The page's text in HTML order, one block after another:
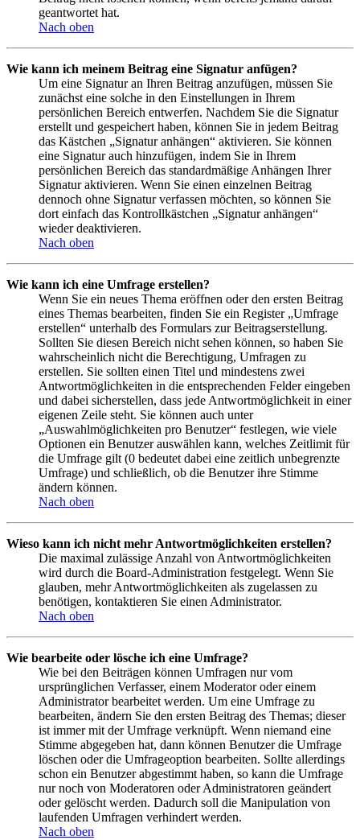
geantwortet hat.
Nach oben
Wie kann ich meinem Beitrag eine Signatur anfügen?
Um eine Signatur an Ihren Beitrag anzufügen, müssen Sie
zunächst eine solche in den Einstellungen in Ihrem
persönlichen Bereich entwerfen. Nachdem Sie die Signatur
erstellt und gespeichert haben, können Sie in jedem Beitrag
das Kästchen „Signatur anhängen“ aktivieren. Sie können
eine Signatur auch hinzufügen, indem Sie in Ihrem
persönlichen Bereich das standardmäßige Anhängen Ihrer
Signatur aktivieren. Wenn Sie einen einzelnen Beitrag
dennoch ohne Signatur verfassen möchten, so können Sie
dort einfach das Kontrollkästchen „Signatur anhängen“
wieder deaktivieren.
Nach oben
Wie kann ich eine Umfrage erstellen?
Wenn Sie ein neues Thema eröffnen oder den ersten Beitrag
eines Themas bearbeiten, finden Sie ein Register „Umfrage
erstellen“ unterhalb des Formulars zur Beitragserstellung.
Sollten Sie diesen Bereich nicht sehen können, so haben Sie
wahrscheinlich nicht die Berechtigung, Umfragen zu
erstellen. Sie sollten einen Titel und mindestens zwei
Antwortmöglichkeiten in die entsprechenden Felder eingeben
und dabei sicherstellen, dass jede Antwortmöglichkeit in einer
eigenen Zeile steht. Sie können auch unter
„Auswahlmöglichkeiten pro Benutzer“ festlegen, wie viele
Optionen ein Benutzer auswählen kann, welches Zeitlimit für
die Umfrage gilt (0 bedeutet dabei eine zeitlich unbegrenzte
Umfrage) und schließlich, ob die Benutzer ihre Stimme
ändern können.
Nach oben
Wieso kann ich nicht mehr Antwortmöglichkeiten erstellen?
Die maximal zulässige Anzahl von Antwortmöglichkeiten
wird durch die Board-Administration festgelegt. Wenn Sie
glauben, mehr Antwortmöglichkeiten als zugelassen zu
benötigen, kontaktieren Sie einen Administrator.
Nach oben
Wie bearbeite oder lösche ich eine Umfrage?
Wie bei den Beiträgen können Umfragen nur vom
ursprünglichen Verfasser, einem Moderator oder einem
Administrator bearbeitet werden. Um eine Umfrage zu
bearbeiten, ändern Sie den ersten Beitrag des Themas; dieser
ist immer mit der Umfrage verknüpft. Wenn niemand eine
Stimme abgegeben hat, dann können Benutzer die Umfrage
löschen oder die Umfrageoption bearbeiten. Sollte allerdings
schon ein Benutzer abgestimmt haben, so kann die Umfrage
nur noch von Moderatoren oder Administratoren geändert
oder gelöscht werden. Dadurch soll die Manipulation von
laufenden Umfragen verhindert werden.
Nach oben